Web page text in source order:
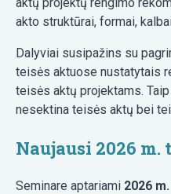
akto struktūrai, formai,
Dalyviai susipažins su
teisės aktuose nustatytais
teisės aktų projektams.
nesektina teisės aktų bei
Naujausi 2026
Seminare aptariami 2026